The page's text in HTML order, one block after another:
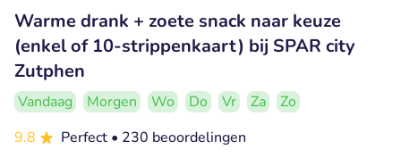
Warme drank + zoete snack naar keuze
(enkel of 10-strippenkaart) bij SPAR city
Zutphen
Vandaag Morgen Wo Do Vr Za
Zo
9.8
Perfect • 230 beoordelingen